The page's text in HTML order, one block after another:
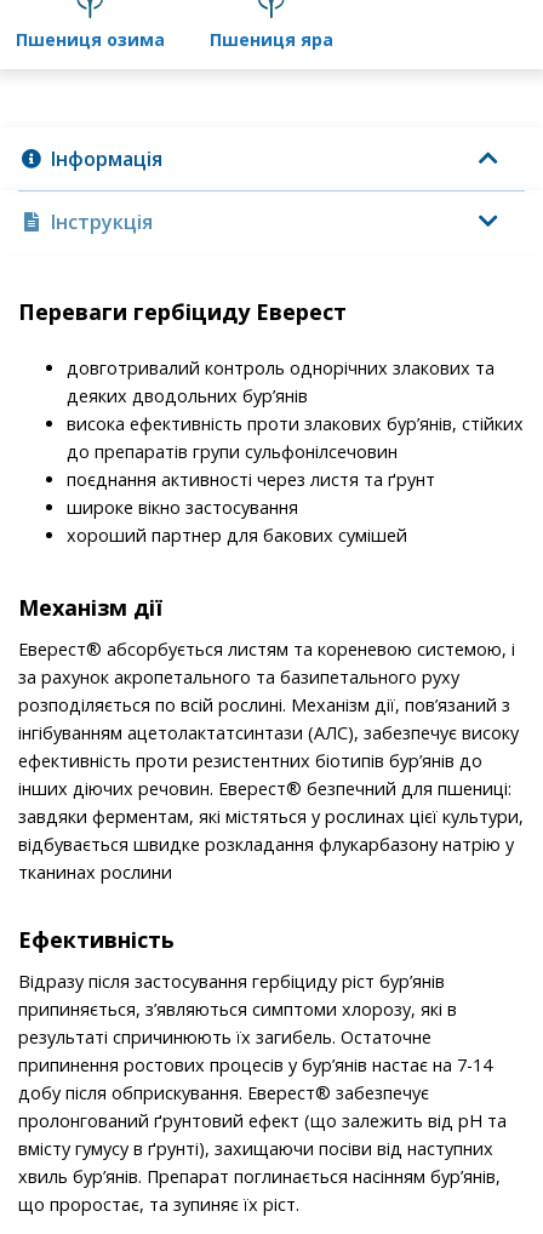
пшениця озима пшениця яра
Інформація
Інструкція
Переваги гербіциду Еверест
довготривалий контроль однорiчних злакових та
деяких дводольних бур’янiв
висока ефективнiсть проти злакових бур’янiв, стiйких
до препаратiв групи сульфонiлсечовин
поєднання активностi через листя та ґрунт
широке вiкно застосування
хороший партнер для бакових сумiшей
Механізм дії
Еверест® абсорбується листям та кореневою системою, i
за рахунок акропетального та базипетального руху
розподiляється по всiй рослинi. Механiзм дiї, пов’язаний з
iнгiбуванням ацетолактатсинтази (АЛС), забезпечує високу
ефективнiсть проти резистентних бiотипiв бур’янiв до
iнших дiючих речовин. Еверест® безпечний для пшеницi:
завдяки ферментам, якi мiстяться у рослинах цiєї культури,
вiдбувається швидке розкладання флукарбазону натрiю у
тканинах рослини
Ефективність
Вiдразу пiсля застосування гербiциду рiст бур’янiв
припиняється, з’являються симптоми хлорозу, якi в
результатi спричинюють їх загибель. Остаточне
припинення ростових процесiв у бур’янiв настає на 7-14
добу пiсля обприскування. Еверест® забезпечує
пролонгований ґрунтовий ефект (що залежить вiд pH та
вмiсту гумусу в ґрунтi), захищаючи посiви вiд наступних
хвиль бур’янiв. Препарат поглинається насiнням бур’янiв,
що проростає, та зупиняє їх рiст.